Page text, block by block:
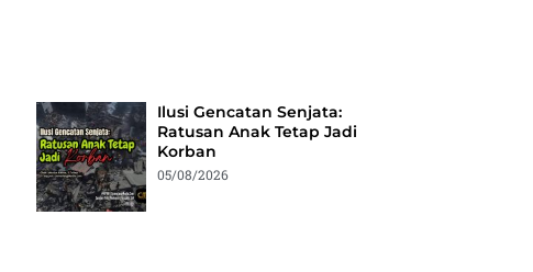
Ilusi Gencatan Senjata:
Ratusan Anak Tetap Jadi
Korban
05/08/2026